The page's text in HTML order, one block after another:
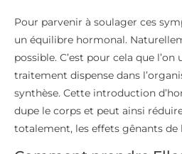
Pour parvenir à soulager ces
un équilibre hormonal.
possible. C’est pour cela que
traitement dispense dans
synthèse. Cette introduction
dupe le corps et peut ainsi
totalement, les effets gênants de